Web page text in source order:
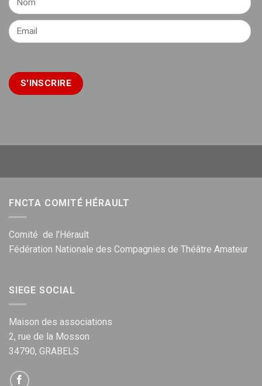
FNCTA COMITÉ HÉRAULT
Comité de l’Hérault
Fédération Nationale des Compagnies de Théâtre Amateur
SIEGE SOCIAL
Maison des associations
2, rue de la Mosson
34790, GRABELS